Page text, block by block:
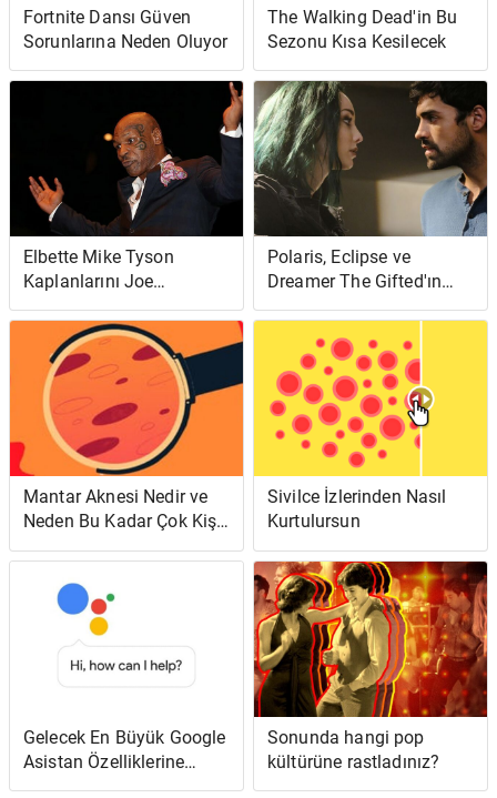
Fortnite Dansı Güven
Sorunlarına Neden Oluyor
The Walking Dead'in Bu
Sezonu Kısa Kesilecek
Elbette Mike Tyson
Kaplanlarını Joe
Exotic'ten Almış Olabilir
Polaris, Eclipse ve
Dreamer The Gifted'ın
güçlü bir bölümünü
Mantar Aknesi Nedir ve
Neden Bu Kadar Çok Kişi
Aniden Akne Olduğunu
Sivilce İzlerinden Nasıl
Kurtulursun
Gelecek En Büyük Google
Asistan Özelliklerine
Nasıl ve Ne Zaman
Sonunda hangi pop
kültürüne rastladınız?